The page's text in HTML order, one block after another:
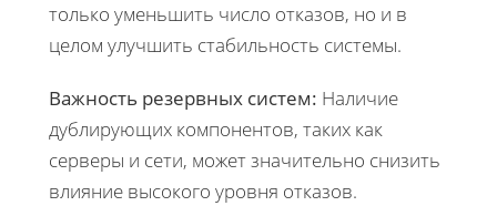
только уменьшить число отказов, но и в
целом улучшить стабильность системы.
Важность резервных систем: Наличие
дублирующих компонентов, таких как
серверы и сети, может значительно снизить
влияние высокого уровня отказов.